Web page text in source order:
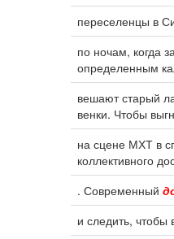
переселенцы в
по ночам, когда
определенным
вешают старый
венки. Чтобы
на сцене МХТ в
коллективного
. Современный
и следить, чтобы